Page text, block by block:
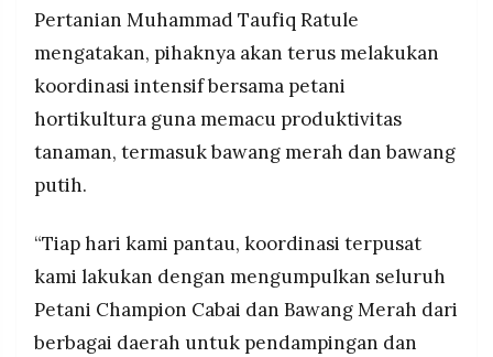
Pertanian Muhammad Taufiq Ratule
mengatakan, pihaknya akan terus melakukan
koordinasi intensif bersama petani
hortikultura guna memacu produktivitas
tanaman, termasuk bawang merah dan bawang
putih.
“Tiap hari kami pantau, koordinasi terpusat
kami lakukan dengan mengumpulkan seluruh
Petani Champion Cabai dan Bawang Merah dari
berbagai daerah untuk pendampingan dan